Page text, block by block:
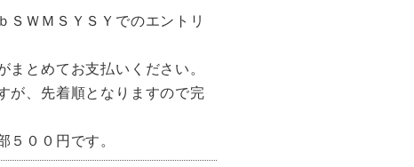
ＳＷＭＳＹＳＹでのエントリ
まとめてお支払いください。
が、先着順となりますので完
５００円です。